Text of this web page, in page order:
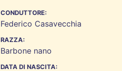
CONDUTTORE:
Federico Casavecchia
RAZZA:
Barbone nano
DATA DI NASCITA: